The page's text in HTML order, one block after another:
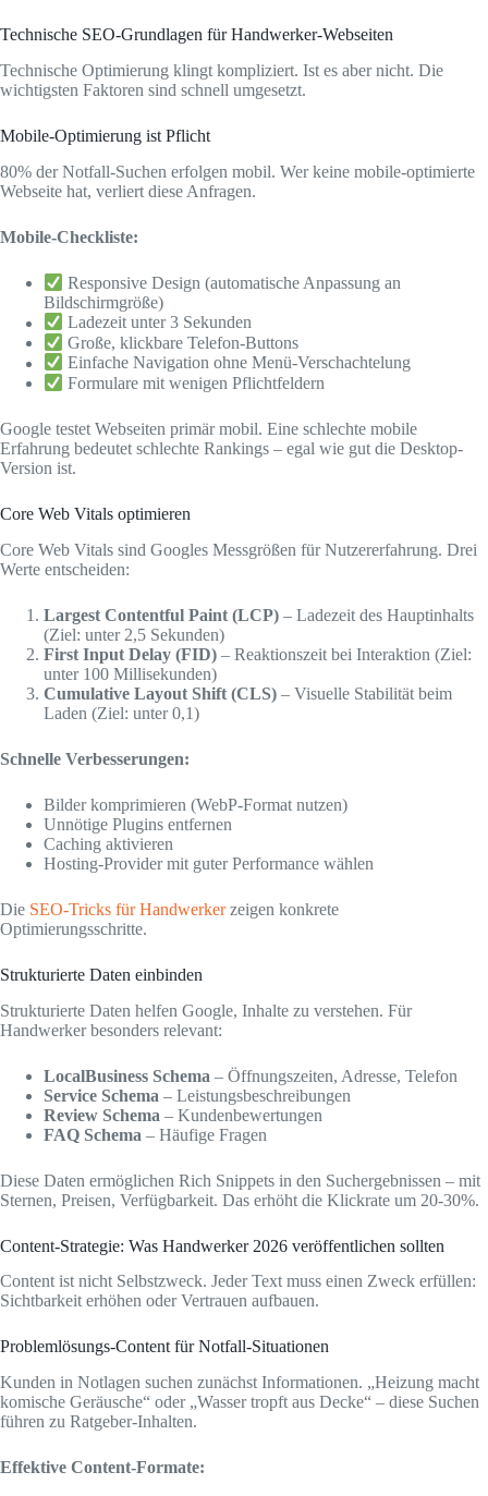
Technische SEO-Grundlagen für Handwerker-Webseiten
Technische Optimierung klingt kompliziert. Ist es aber nicht. Die
wichtigsten Faktoren sind schnell umgesetzt.
Mobile-Optimierung ist Pflicht
80% der Notfall-Suchen erfolgen mobil. Wer keine mobile-optimierte
Webseite hat, verliert diese Anfragen.
Mobile-Checkliste:
Responsive Design (automatische Anpassung an
Bildschirmgröße)
Ladezeit unter 3 Sekunden
Große, klickbare Telefon-Buttons
Einfache Navigation ohne Menü-Verschachtelung
Formulare mit wenigen Pflichtfeldern
Google testet Webseiten primär mobil. Eine schlechte mobile
Erfahrung bedeutet schlechte Rankings – egal wie gut die Desktop-
Version ist.
Core Web Vitals optimieren
Core Web Vitals sind Googles Messgrößen für Nutzererfahrung. Drei
Werte entscheiden:
Largest Contentful Paint (LCP) – Ladezeit des Hauptinhalts
(Ziel: unter 2,5 Sekunden)
First Input Delay (FID) – Reaktionszeit bei Interaktion (Ziel:
unter 100 Millisekunden)
Cumulative Layout Shift (CLS) – Visuelle Stabilität beim
Laden (Ziel: unter 0,1)
Schnelle Verbesserungen:
Bilder komprimieren (WebP-Format nutzen)
Unnötige Plugins entfernen
Caching aktivieren
Hosting-Provider mit guter Performance wählen
Die SEO-Tricks für Handwerkerzeigen konkrete
Optimierungsschritte.
Strukturierte Daten einbinden
Strukturierte Daten helfen Google, Inhalte zu verstehen. Für
Handwerker besonders relevant:
LocalBusiness Schema – Öffnungszeiten, Adresse, Telefon
Service Schema – Leistungsbeschreibungen
Review Schema – Kundenbewertungen
FAQ Schema – Häufige Fragen
Diese Daten ermöglichen Rich Snippets in den Suchergebnissen – mit
Sternen, Preisen, Verfügbarkeit. Das erhöht die Klickrate um 20-30%.
Content-Strategie: Was Handwerker 2026 veröffentlichen sollten
Content ist nicht Selbstzweck. Jeder Text muss einen Zweck erfüllen:
Sichtbarkeit erhöhen oder Vertrauen aufbauen.
Problemlösungs-Content für Notfall-Situationen
Kunden in Notlagen suchen zunächst Informationen. „Heizung macht
komische Geräusche“ oder „Wasser tropft aus Decke“ – diese Suchen
führen zu Ratgeber-Inhalten.
Effektive Content-Formate: